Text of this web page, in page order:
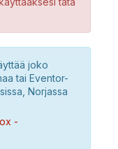
joko
tai Eventor-
Norjassa
-